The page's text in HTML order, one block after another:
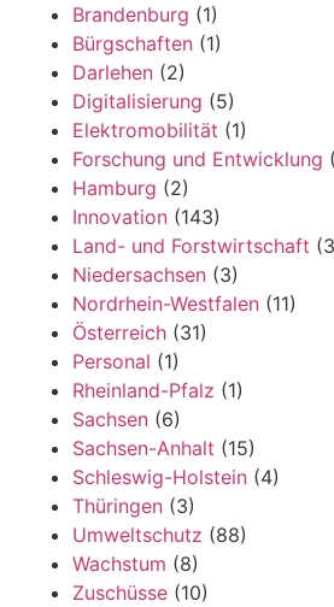
Brandenburg (1)
Bürgschaften (1)
Darlehen (2)
Digitalisierung (5)
Elektromobilität (1)
Forschung und Entwicklung
Hamburg (2)
Innovation (143)
Land- und Forstwirtschaft
Niedersachsen (3)
Nordrhein-Westfalen (11)
Österreich (31)
Personal (1)
Rheinland-Pfalz (1)
Sachsen (6)
Sachsen-Anhalt (15)
Schleswig-Holstein (4)
Thüringen (3)
Umweltschutz (88)
Wachstum (8)
Zuschüsse (10)